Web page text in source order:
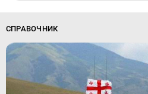
СПРАВОЧНИК